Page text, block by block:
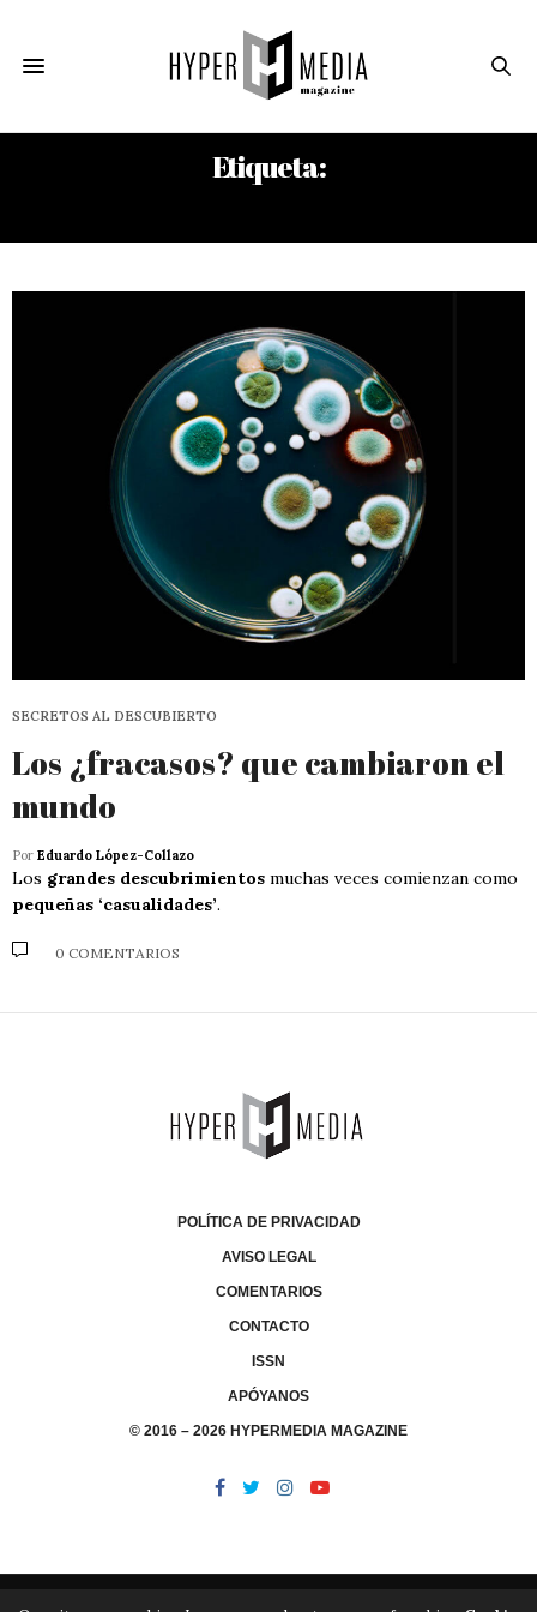
Etiqueta:
SECRETOS AL DESCUBIERTO
Los ¿fracasos? que cambiaron el
mundo
Por Eduardo López-Collazo
Los grandes descubrimientos muchas veces comienzan como
pequeñas ‘casualidades’.
0 COMENTARIOS
POLÍTICA DE PRIVACIDAD
AVISO LEGAL
COMENTARIOS
CONTACTO
ISSN
APÓYANOS
© 2016 – 2026 HYPERMEDIA MAGAZINE